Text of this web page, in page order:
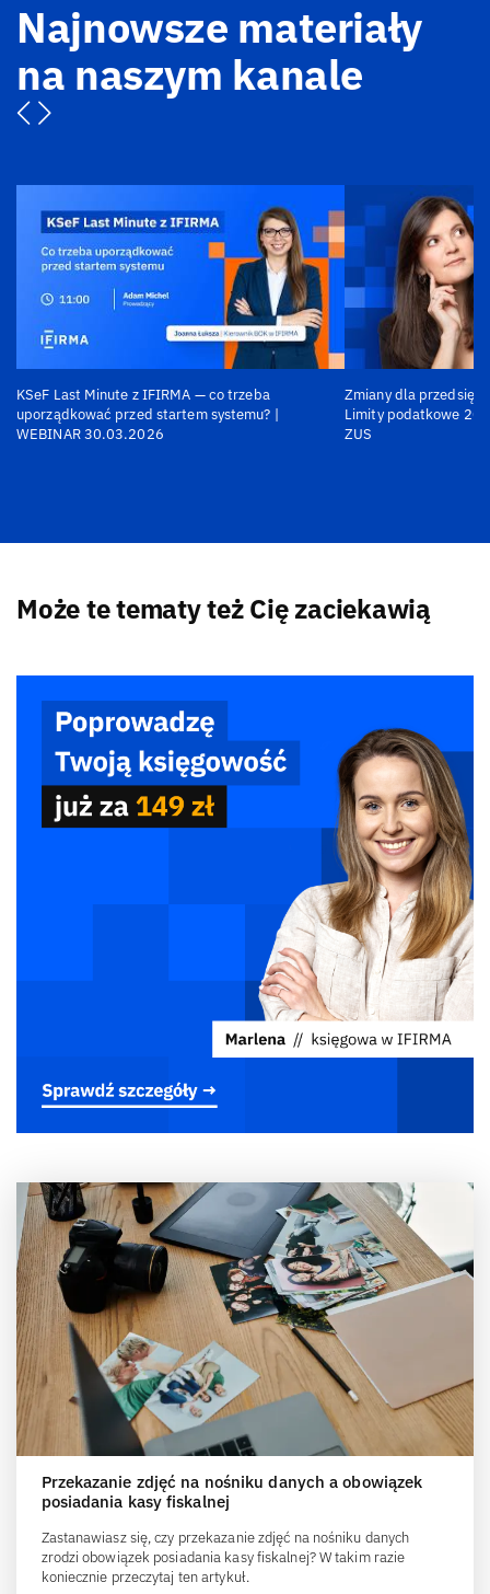
Najnowsze materiały
na naszym kanale
KSeF Last Minute z IFIRMA — co trzeba
uporządkować przed startem systemu? |
WEBINAR 30.03.2026
Zmiany dla
Limity podatkowe
ZUS
Może te tematy też Cię zaciekawią
Przekazanie zdjęć na nośniku danych a obowiązek
posiadania kasy fiskalnej
Zastanawiasz się, czy przekazanie zdjęć na nośniku danych
zrodzi obowiązek posiadania kasy fiskalnej? W takim razie
koniecznie przeczytaj ten artykuł.